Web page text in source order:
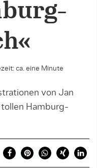
ca. eine Minute
von Jan
tollen Hamburg-